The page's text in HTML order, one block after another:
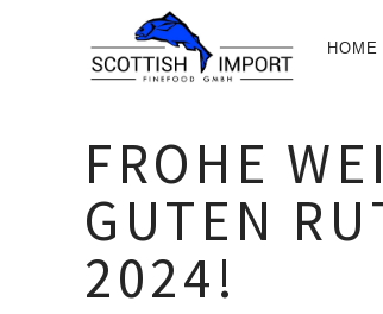
HOME
FROHE
GUTEN
2024!